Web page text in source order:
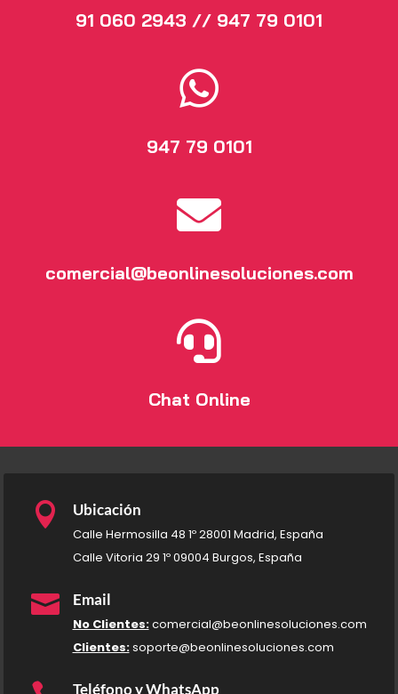
91 060 2943 // 947 79 0101

947 79 0101

comercial@beonlinesoluciones.com

Chat Online
 Ubicación
Calle Hermosilla 48 1º 28001 Madrid, España
Calle Vitoria 29 1º 09004 Burgos, España
 Email
No Clientes:comercial@beonlinesoluciones.com
Clientes:soporte@beonlinesoluciones.com
Teléfono y WhatsApp